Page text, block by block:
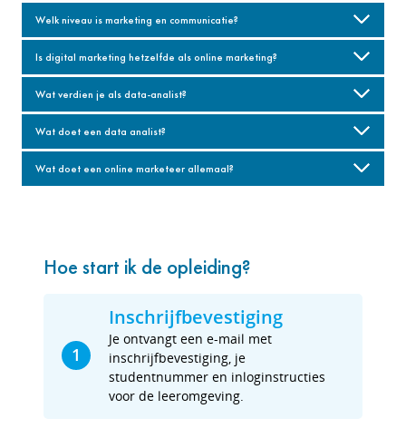
Welk niveau is marketing en communicatie?
Is digital marketing hetzelfde als online marketing?
Wat verdien je als data-analist?
Wat doet een data analist?
Wat doet een online marketeer allemaal?
Hoe start ik de opleiding?
1
Inschrijfbevestiging
Je ontvangt een e-mail met
inschrijfbevestiging, je
studentnummer en inloginstructies
voor de leeromgeving.